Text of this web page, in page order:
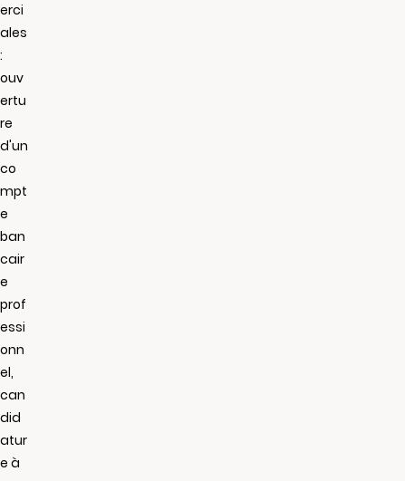
erci
ales
:
ouv
ertu
re
d'un
co
mpt
e
ban
cair
e
prof
essi
onn
el,
can
did
atur
e à